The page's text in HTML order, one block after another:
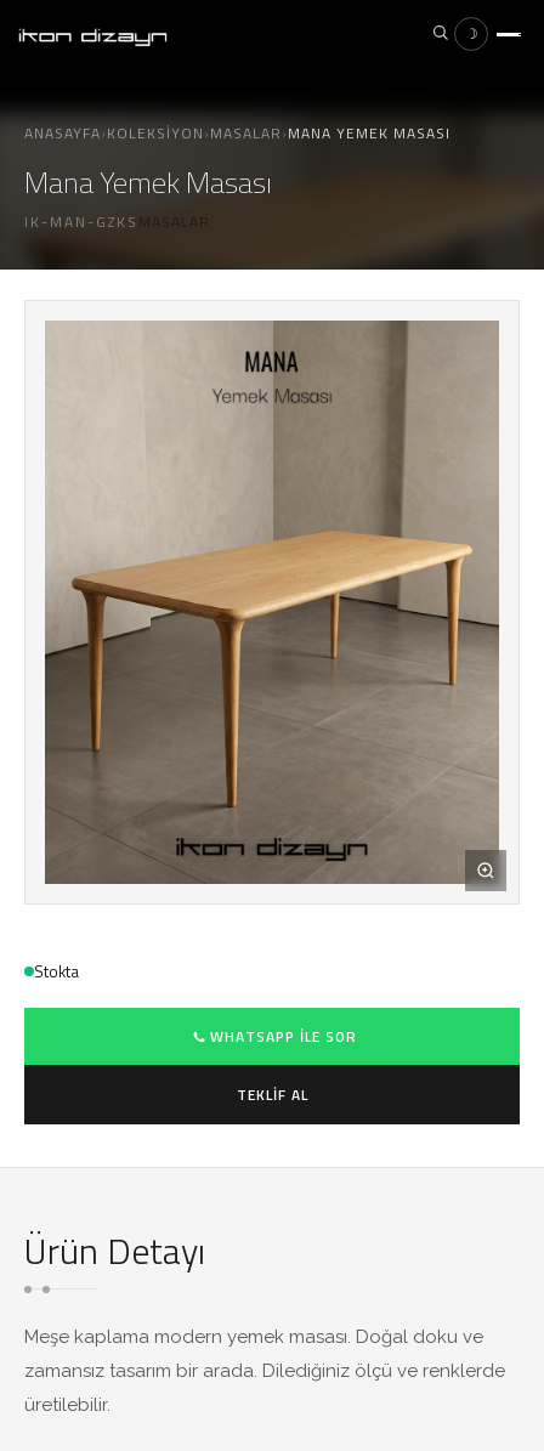
☽
×
Aramak istediğiniz ürünü yazın...
ANASAYFA›KOLEKSIYON›MASALAR›MANA YEMEK MASASI
Mana Yemek Masası
IK-MAN-GZKS MASALAR
Stokta
WHATSAPP ILE SOR
TEKLIF AL
Ürün Detayı
Meşe kaplama modern yemek masası. Doğal doku ve
zamansız tasarım bir arada. Dilediğiniz ölçü ve renklerde
üretilebilir.